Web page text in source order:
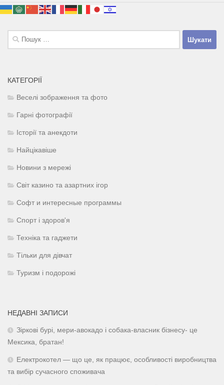
Пошук:
КАТЕГОРІЇ
Веселі зображення та фото
Гарні фотографії
Історії та анекдоти
Найцікавіше
Новини з мережі
Світ казино та азартних ігор
Софт и интересные программы
Спорт і здоров'я
Техніка та гаджети
Тільки для дівчат
Туризм і подорожі
НЕДАВНІ ЗАПИСИ
Зіркові бурі, мери-авокадо і собака-власник бізнесу- це
Мексика, братан!
Електрокотел — що це, як працює, особливості виробництва
та вибір сучасного споживача